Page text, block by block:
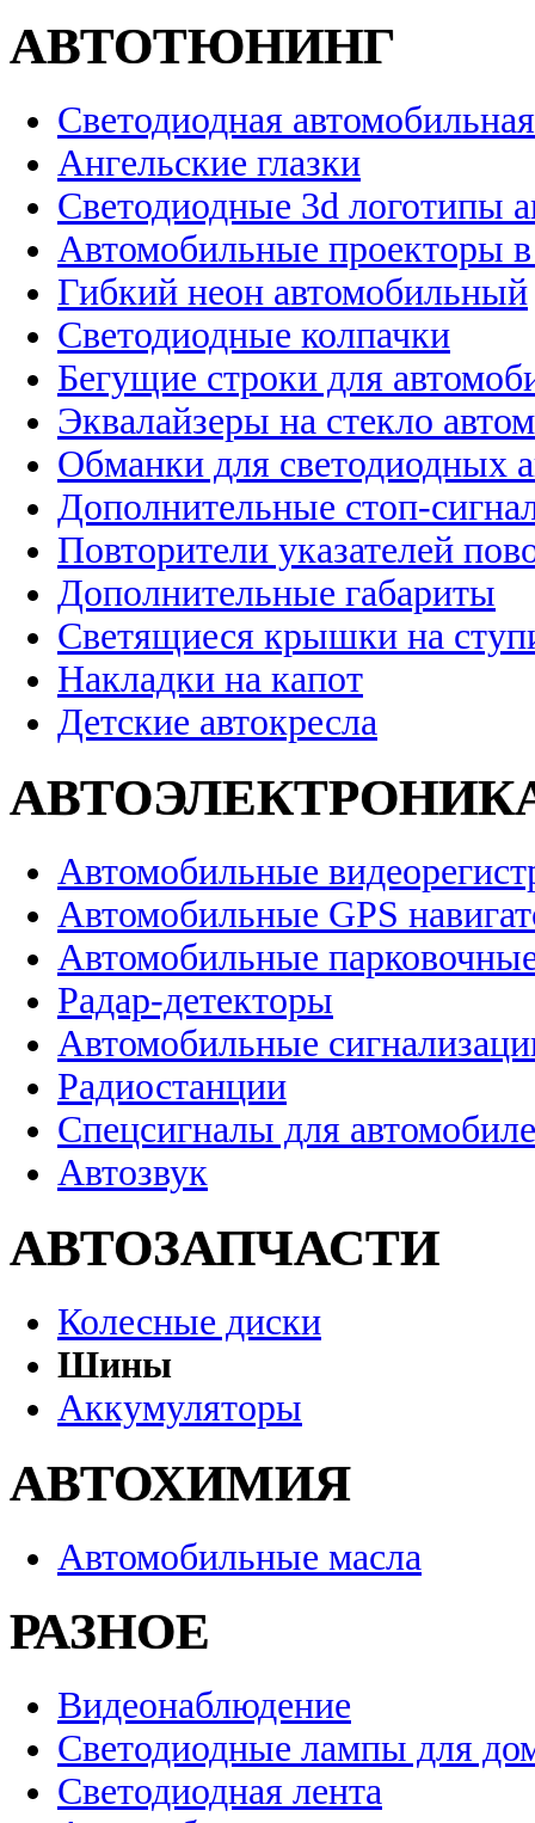
АВТОТЮНИНГ
Светодиодная
Ангельские глазки
Светодиодные 3d логотипы
Автомобильные проекторы
Гибкий неон автомобильный
Светодиодные колпачки
Бегущие строки для
Эквалайзеры на стекло
Обманки для светодиодных
Дополнительные стоп-
Повторители указателей
Дополнительные габариты
Светящиеся крышки на
Накладки на капот
Детские автокресла
Автомобильные
Автомобильные GPS
Автомобильные
Радар-детекторы
Автомобильные
Радиостанции
Спецсигналы для
Автозвук
АВТОЗАПЧАСТИ
Колесные диски
Шины
Аккумуляторы
АВТОХИМИЯ
Автомобильные масла
РАЗНОЕ
Видеонаблюдение
Светодиодные лампы для
Светодиодная лента